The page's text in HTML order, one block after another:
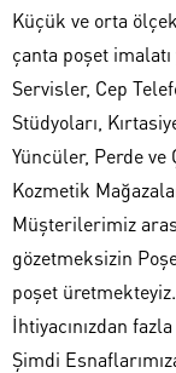
Küçük ve orta
çanta poşet
Servisler, Cep
Stüdyoları,
Yüncüler, Perde
Kozmetik
Müşterilerimiz
gözetmeksizin
poşet üretmekteyiz.
İhtiyacınızdan
Şimdi